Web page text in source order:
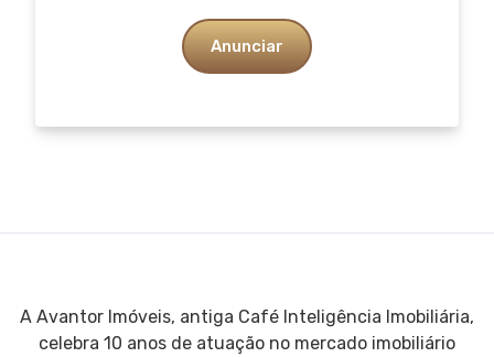
Anunciar
A Avantor Imóveis, antiga Café Inteligência Imobiliária,
celebra 10 anos de atuação no mercado imobiliário